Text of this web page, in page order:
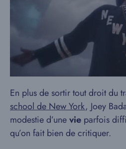
En plus de sortir tout droit du
school de New York, Joey
modestie d’unevie parfois
qu’on fait bien de critiquer.